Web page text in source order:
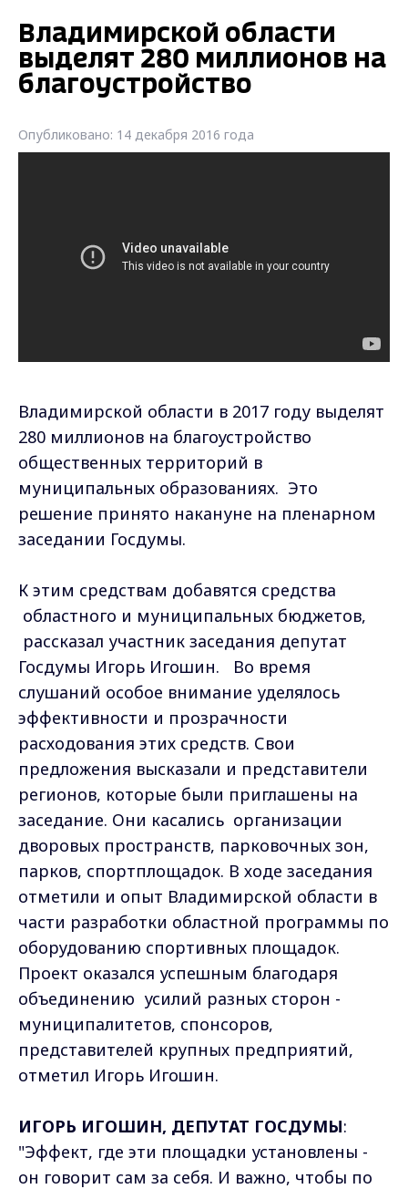
Владимирской области
выделят 280 миллионов на
благоустройство
Опубликовано: 14 декабря 2016 года
Владимирской области в 2017 году выделят
280 миллионов на благоустройство
общественных территорий в
муниципальных образованиях. Это
решение принято накануне на пленарном
заседании Госдумы.
К этим средствам добавятся средства
областного и муниципальных бюджетов,
рассказал участник заседания депутат
Госдумы Игорь Игошин. Во время
слушаний особое внимание уделялось
эффективности и прозрачности
расходования этих средств. Свои
предложения высказали и представители
регионов, которые были приглашены на
заседание. Они касались организации
дворовых пространств, парковочных зон,
парков, спортплощадок. В ходе заседания
отметили и опыт Владимирской области в
части разработки областной программы по
оборудованию спортивных площадок.
Проект оказался успешным благодаря
объединению усилий разных сторон -
муниципалитетов, спонсоров,
представителей крупных предприятий,
отметил Игорь Игошин.
ИГОРЬ ИГОШИН, ДЕПУТАТ ГОСДУМЫ:
"Эффект, где эти площадки установлены -
он говорит сам за себя. И важно, чтобы по